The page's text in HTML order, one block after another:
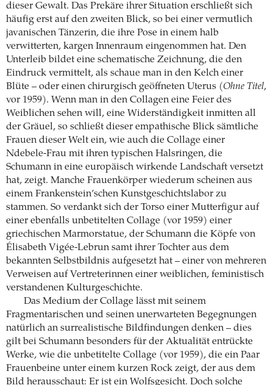
dieser Gewalt. Das Prekäre ihrer Situation erschließt sich
häufig erst auf den zweiten Blick, so bei einer vermutlich
javanischen Tänzerin, die ihre Pose in einem halb
verwitterten, kargen Innenraum eingenommen hat. Den
Unterleib bildet eine schematische Zeichnung, die den
Eindruck vermittelt, als schaue man in den Kelch einer
Blüte – oder einen chirurgisch geöffneten Uterus (Ohne Titel,
vor 1959). Wenn man in den Collagen eine Feier des
Weiblichen sehen will, eine Widerständigkeit inmitten all
der Gräuel, so schließt dieser empathische Blick sämtliche
Frauen dieser Welt ein, wie auch die Collage einer
Ndebele-Frau mit ihren typischen Halsringen, die
Schumann in eine europäisch wirkende Landschaft versetzt
hat, zeigt. Manche Frauenkörper wiederum scheinen aus
einem Frankenstein’schen Kunstgeschichtslabor zu
stammen. So verdankt sich der Torso einer Mutterfigur auf
einer ebenfalls unbetitelten Collage (vor 1959) einer
griechischen Marmorstatue, der Schumann die Köpfe von
Élisabeth Vigée-Lebrun samt ihrer Tochter aus dem
bekannten Selbstbildnis aufgesetzt hat – einer von mehreren
Verweisen auf Vertreterinnen einer weiblichen, feministisch
verstandenen Kulturgeschichte.
Das Medium der Collage lässt mit seinem
Fragmentarischen und seinen unerwarteten Begegnungen
natürlich an surrealistische Bildfindungen denken – dies
gilt bei Schumann besonders für der Aktualität entrückte
Werke, wie die unbetitelte Collage (vor 1959), die ein Paar
Frauenbeine unter einem kurzen Rock zeigt, der aus dem
Bild herausschaut: Er ist ein Wolfsgesicht. Doch solche